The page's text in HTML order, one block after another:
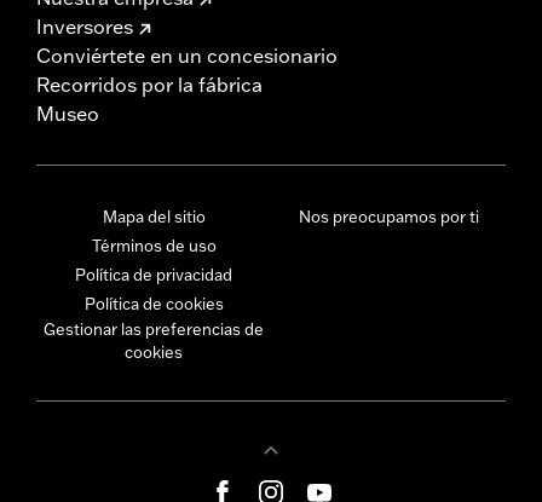
Inversores
Conviértete en un concesionario
Recorridos por la fábrica
Museo
Mapa del sitio
Términos de uso
Política de privacidad
Política de cookies
Gestionar las preferencias de
cookies
Nos preocupamos por ti